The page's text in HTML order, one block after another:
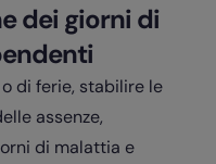
dei giorni di
di ferie, stabilire le
assenze,
di malattia e